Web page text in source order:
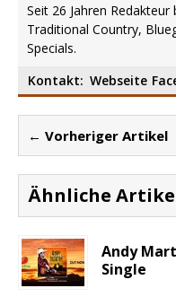
Seit 26 Jahren
Traditional Country,
Specials.
Kontakt: Webseite
← Vorheriger Artikel
Ähnliche
Andy
Single